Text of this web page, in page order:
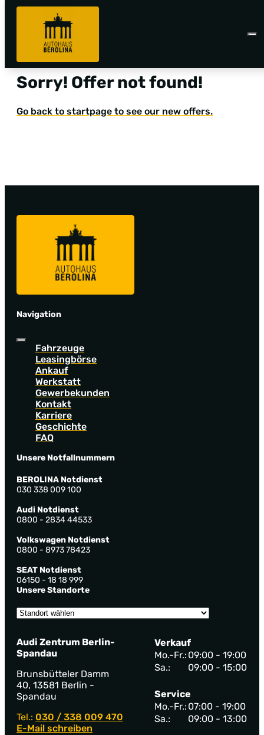
Sorry! Offer not found!
Go back to startpage to see our new offers.
Navigation
Fahrzeuge
Leasingbörse
Ankauf
Werkstatt
Gewerbekunden
Kontakt
Karriere
Geschichte
FAQ
Unsere Notfallnummern
BEROLINA Notdienst
030 338 009 100
Audi Notdienst
0800 - 2834 44533
Volkswagen Notdienst
0800 - 8973 78423
SEAT Notdienst
06150 - 18 18 999
Unsere Standorte
Audi Zentrum Berlin-
Spandau
Brunsbütteler Damm
40, 13581 Berlin -
Spandau
Tel.: 030 / 338 009 470
E-Mail schreiben
Verkauf
Mo.-Fr.: 09:00 - 19:00
Sa.:
09:00 - 15:00
Service
Mo.-Fr.: 07:00 - 19:00
Sa.:
09:00 - 13:00